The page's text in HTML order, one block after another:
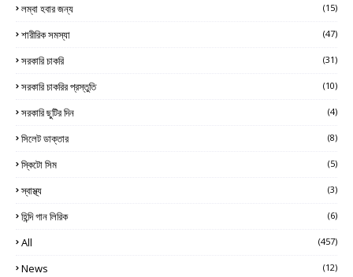
লম্বা হবার জন্য (15)
শারীরিক সমস্যা (47)
সরকারি চাকরি (31)
সরকারি চাকরির প্রস্তুতি (10)
সরকারি ছুটির দিন (4)
সিলেট ডাক্তার (8)
স্কিটো সিম (5)
স্বাস্থ্য (3)
হিন্দি গান লিরিক (6)
All (457)
News (12)